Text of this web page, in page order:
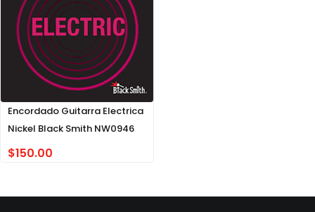
Encordado Guitarra Electrica
Nickel Black Smith NW0946
$150.00